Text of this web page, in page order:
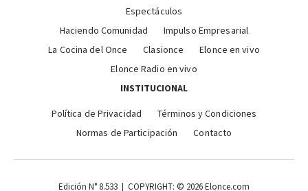
Espectáculos
Haciendo Comunidad
Impulso Empresarial
La Cocina del Once
Clasionce
Elonce en vivo
Elonce Radio en vivo
INSTITUCIONAL
Política de Privacidad
Términos y Condiciones
Normas de Participación
Contacto
Edición N° 8.533 | COPYRIGHT: © 2026 Elonce.com